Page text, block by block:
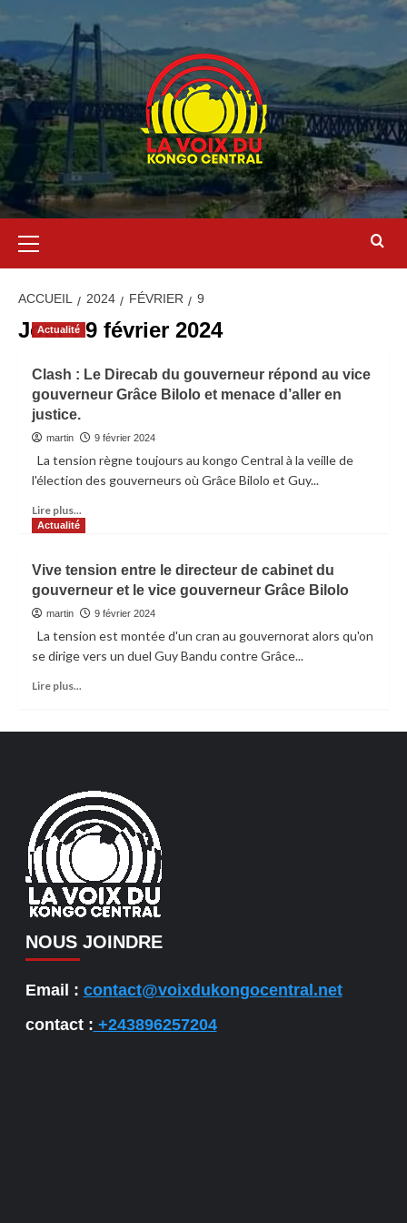
ACCUEIL 2024 FÉVRIER 9
Jour :9 février 2024
Actualité
Clash : Le Direcab du gouverneur répond au vice
gouverneur Grâce Bilolo et menace d’aller en
justice.
martin 9 février 2024
La tension règne toujours au kongo Central à la veille de
l'élection des gouverneurs où Grâce Bilolo et Guy...
Lire plus...
Actualité
Vive tension entre le directeur de cabinet du
gouverneur et le vice gouverneur Grâce Bilolo
martin 9 février 2024
La tension est montée d'un cran au gouvernorat alors qu'on
se dirige vers un duel Guy Bandu contre Grâce...
Lire plus...
NOUS JOINDRE
Email : contact@voixdukongocentral.net
contact : +243896257204